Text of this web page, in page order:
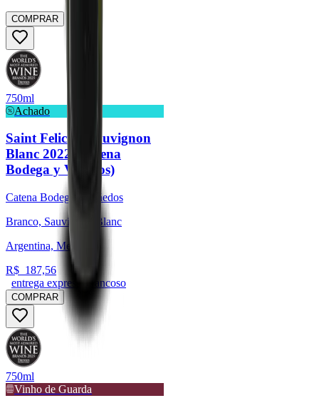
COMPRAR
750ml
Achado
Saint Felicien Sauvignon
Blanc 2022 (Catena
Bodega y Viñedos)
Catena Bodega y Viñedos
Branco, Sauvignon Blanc
Argentina, Mendoza
R$ 187,56
entrega expressa trancoso
COMPRAR
750ml
Vinho de Guarda